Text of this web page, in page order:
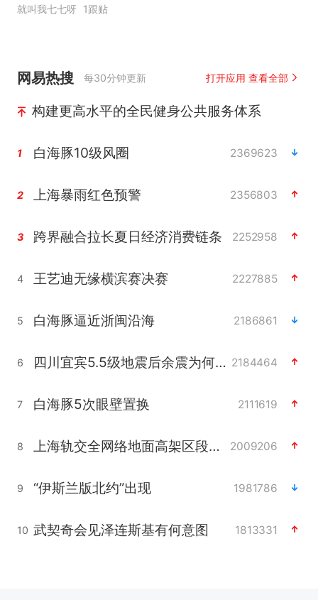
就叫我七七呀 1跟贴
网易热搜 每30分钟更新 打开应用 查看全部
构建更高水平的全民健身公共服务体系
1 白海豚10级风圈 2369623
2 上海暴雨红色预警 2356803
3 跨界融合拉长夏日经济消费链条 2252958
4 王艺迪无缘横滨赛决赛 2227885
5 白海豚逼近浙闽沿海 2186861
6 四川宜宾5.5级地震后余震为何不断 2184464
7 白海豚5次眼壁置换 2111619
8 上海轨交全网络地面高架区段限速运行 2009206
9 “伊斯兰版北约”出现 1981786
10 武契奇会见泽连斯基有何意图 1813331